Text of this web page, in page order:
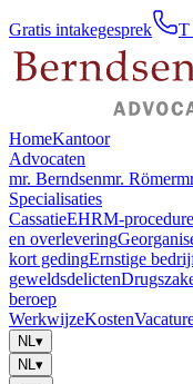
Gratis intakegesprek T
HomeKantoor
Advocaten
mr. Berndsenmr. Römer
Specialisaties
CassatieEHRM-
en overlevering
kort gedingErnstige
geweldsdelicten
beroep
WerkwijzeKosten
NL ▾
NL ▾